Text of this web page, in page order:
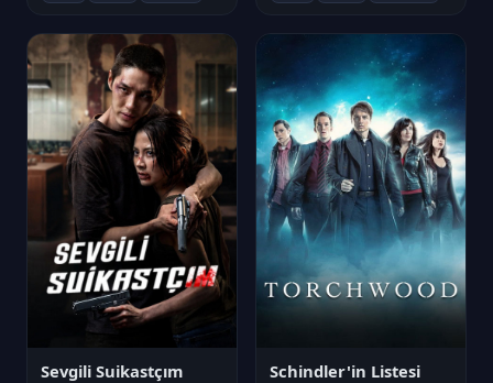
Sevgili Suikastçım Schindler'in Listesi